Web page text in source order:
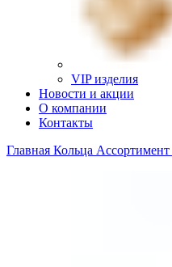
VIP изделия
Новости и акции
О компании
Контакты
Главная Кольца Ассортимент